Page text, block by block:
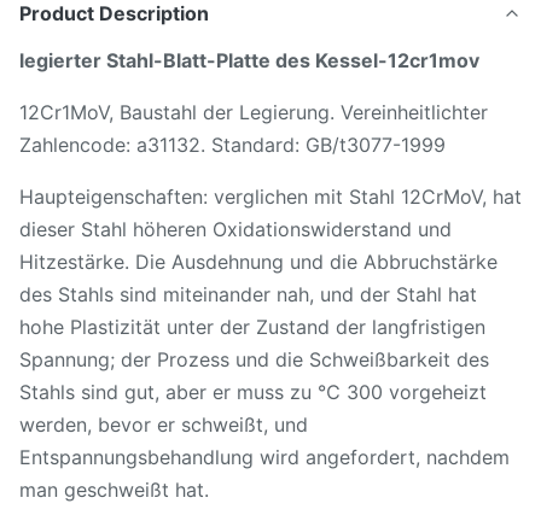
Product Description
legierter Stahl-Blatt-Platte des Kessel-12cr1mov
12Cr1MoV, Baustahl der Legierung. Vereinheitlichter
Zahlencode: a31132. Standard: GB/t3077-1999
Haupteigenschaften: verglichen mit Stahl 12CrMoV, hat
dieser Stahl höheren Oxidationswiderstand und
Hitzestärke. Die Ausdehnung und die Abbruchstärke
des Stahls sind miteinander nah, und der Stahl hat
hohe Plastizität unter der Zustand der langfristigen
Spannung; der Prozess und die Schweißbarkeit des
Stahls sind gut, aber er muss zu ℃ 300 vorgeheizt
werden, bevor er schweißt, und
Entspannungsbehandlung wird angefordert, nachdem
man geschweißt hat.